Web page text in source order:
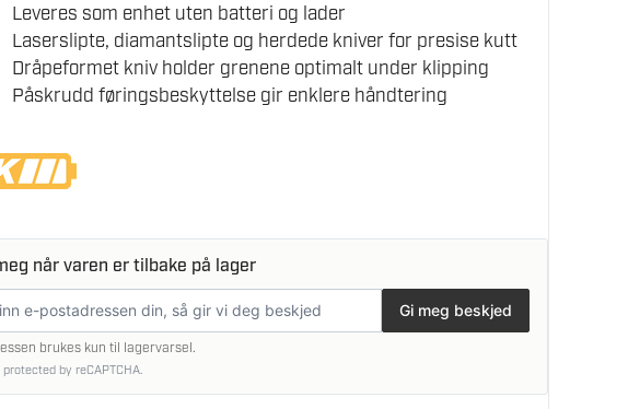
Leveres som enhet uten batteri og lader
Laserslipte, diamantslipte og herdede kniver for presise kutt
Dråpeformet kniv holder grenene optimalt under klipping
Påskrudd føringsbeskyttelse gir enklere håndtering
når varen er tilbake på lager
Gi meg beskjed
brukes kun til lagervarsel.
by reCAPTCHA.